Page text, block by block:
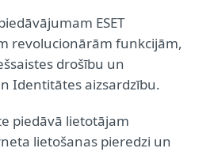
ESET
revolucionārām funkcijām,
drošību un
Identitātes aizsardzību.
piedāvā lietotājam
lietošanas pieredzi un